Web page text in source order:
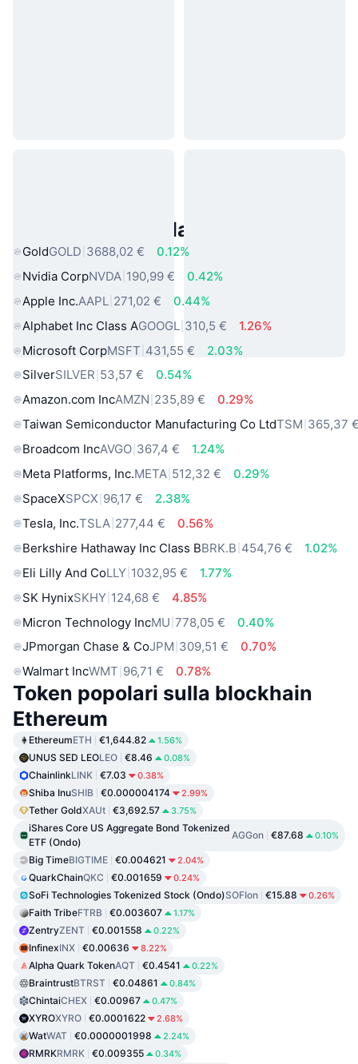
Asset reali popolari
GoldGOLD 3688,02 €
0.12%
Nvidia CorpNVDA 190,99 €
0.42%
Apple Inc.AAPL 271,02 €
0.44%
Alphabet Inc Class AGOOGL 310,5 €
1.26%
Microsoft CorpMSFT 431,55 €
2.03%
SilverSILVER 53,57 €
0.54%
Amazon.com IncAMZN 235,89 €
0.29%
Taiwan Semiconductor Manufacturing Co LtdTSM 365,37
Broadcom IncAVGO 367,4 €
1.24%
Meta Platforms, Inc.META 512,32 €
0.29%
SpaceXSPCX 96,17 €
2.38%
Tesla, Inc.TSLA 277,44 €
0.56%
Berkshire Hathaway Inc Class BBRK.B 454,76 €
1.02%
Eli Lilly And CoLLY 1032,95 €
1.77%
SK HynixSKHY 124,68 €
4.85%
Micron Technology IncMU 778,05 €
0.40%
JPmorgan Chase & CoJPM 309,51 €
0.70%
Walmart IncWMT 96,71 € 0.78%
Token popolari sulla blockhain
Ethereum
EthereumETH €1,644.82 1.56%
UNUS SED LEOLEO €8.46 0.08%
ChainlinkLINK €7.03 0.38%
Shiba InuSHIB €0.000004174 2.99%
Tether GoldXAUt €3,692.57 3.75%
iShares Core US Aggregate Bond Tokenized
ETF (Ondo)
AGGon €87.68 0.10%
Big TimeBIGTIME €0.004621 2.04%
QuarkChainQKC €0.001659 0.24%
SoFi Technologies Tokenized Stock (Ondo)SOFIon €15.88 0.26%
Faith TribeFTRB €0.003607 1.17%
ZentryZENT €0.001558 0.22%
InfinexINX €0.00636 8.22%
Alpha Quark TokenAQT €0.4541 0.22%
BraintrustBTRST €0.04861 0.84%
ChintaiCHEX €0.00967 0.47%
XYROXYRO €0.0001622 2.68%
WatWAT €0.0000001998 2.24%
RMRKRMRK €0.009355 0.34%